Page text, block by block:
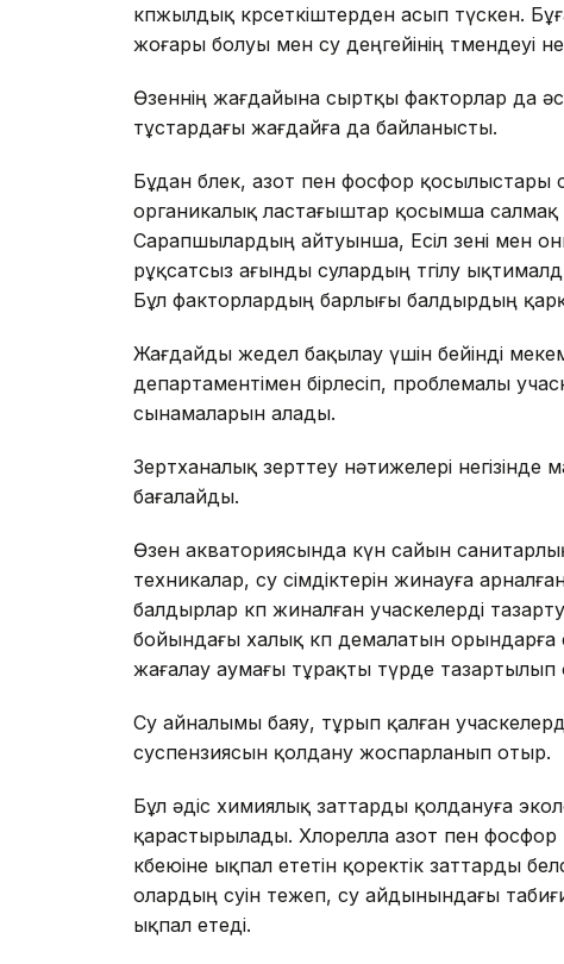
көпжылдық көрсеткіштерден асып түскен.
жоғары болуы мен су деңгейінің төмендеуі
Өзеннің жағдайына сыртқы факторлар да
тұстардағы жағдайға да байланысты.
Бұдан бөлек, азот пен фосфор қосылыстары
органикалық ластағыштар қосымша салмақ
Сарапшылардың айтуынша, Есіл өзені мен
рұқсатсыз ағынды сулардың төгілу
Бұл факторлардың барлығы балдырдың
Жағдайды жедел бақылау үшін бейінді
департаментімен бірлесіп, проблемалы
сынамаларын алады.
Зертханалық зерттеу нәтижелері
бағалайды.
Өзен акваториясында күн сайын
техникалар, су өсімдіктерін жинауға
балдырлар көп жиналған учаскелерді
бойындағы халық көп демалатын
жағалау аумағы тұрақты түрде
Су айналымы баяу, тұрып қалған
суспензиясын қолдану жоспарланып отыр.
Бұл әдіс химиялық заттарды қолдануға
қарастырылады. Хлорелла азот пен
көбеюіне ықпал ететін қоректік заттарды
олардың өсуін тежеп, су айдынындағы
ықпал етеді.